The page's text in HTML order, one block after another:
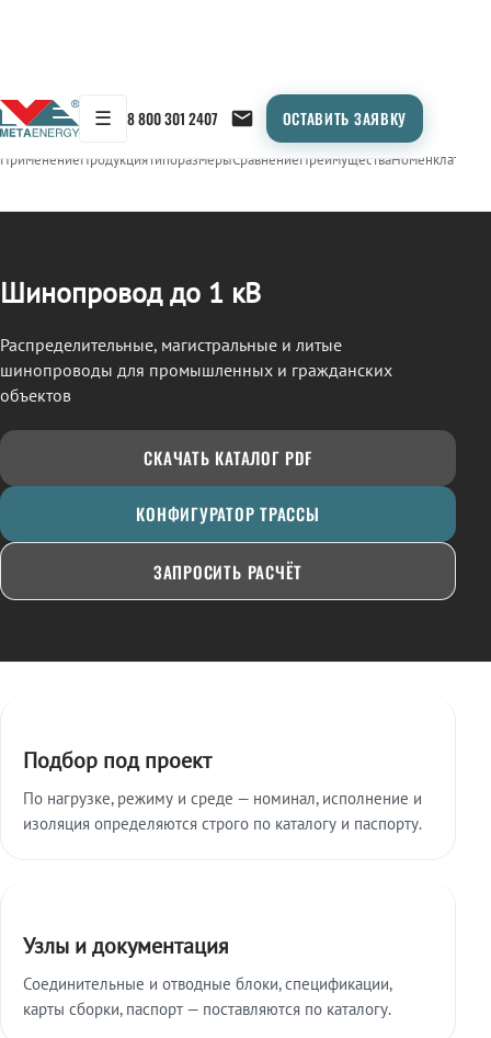
☰ 8 800 301 2407 ОСТАВИТЬ ЗАЯВКУ
← Продукция/ШИНОПРОВОД
ПрименениеПродукцияТипоразмерыСравнениеПреимуществаНоменклатура
Шинопровод до 1 кВ
Распределительные, магистральные и литые
шинопроводы для промышленных и гражданских
объектов
СКАЧАТЬ КАТАЛОГ PDF
КОНФИГУРАТОР ТРАССЫ
ЗАПРОСИТЬ РАСЧЁТ
Подбор под проект
По нагрузке, режиму и среде — номинал, исполнение и
изоляция определяются строго по каталогу и паспорту.
Узлы и документация
Соединительные и отводные блоки, спецификации,
карты сборки, паспорт — поставляются по каталогу.